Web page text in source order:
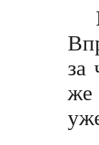
за
же